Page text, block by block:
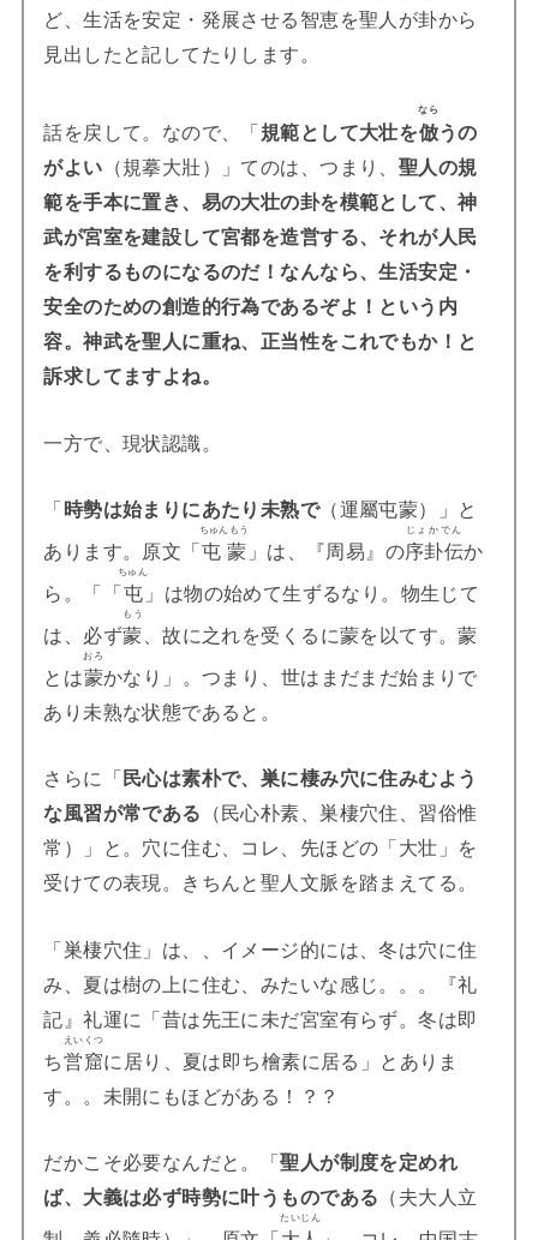
ど、生活を安定・発展させる智恵を聖人が卦から
見出したと記してたりします。
話を戻して。なので、「規範として大壮を倣
なら
うの
がよい （規摹大壯）」てのは、つまり、 聖人の規
範を手本に置き、易の大壮の卦を模範として、神
武が宮室を建設して宮都を造営する、それが人民
を利するものになるのだ！なんなら、生活安定・
安全のための創造的行為であるぞよ！という内
容。神武を聖人に重ね、正当性をこれでもか！と
訴求してますよね。
一方で、現状認識。
「時勢は始まりにあたり未熟で（運屬屯蒙）」と
あります。原文「屯蒙
ちゅんもう
」は、『周易』の序卦伝
じょかでん
か
ら。「「屯
ちゅん
」は物の始めて生ずるなり。物生じて
は、必ず蒙
もう
、故に之れを受くるに蒙を以てす。蒙
とは蒙
おろ
かなり」。つまり、世はまだまだ始まりで
あり未熟な状態であると。
さらに「民心は素朴で、巣に棲み穴に住みむよう
な風習が常である （民心朴素、巣棲穴住、習俗惟
常）」と。穴に住む、コレ、先ほどの「大壮」を
受けての表現。きちんと聖人文脈を踏まえてる。
「巣棲穴住」は、、イメージ的には、冬は穴に住
み、夏は樹の上に住む、みたいな感じ。。。『礼
記』礼運に「昔は先王に未だ宮室有らず。冬は即
ち営窟
えいくつ
に居り、夏は即ち檜素に居る」とありま
す。。未開にもほどがある！？？
だかこそ必要なんだと。「聖人が制度を定めれ
ば、大義は必ず時勢に叶うものである （夫大人立
たいじん